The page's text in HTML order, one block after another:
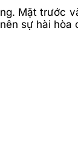
Mặt trước
sự hài hòa